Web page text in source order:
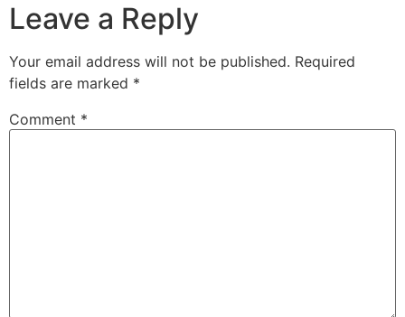
Leave a Reply
Your email address will not be published. Required
fields are marked *
Comment *